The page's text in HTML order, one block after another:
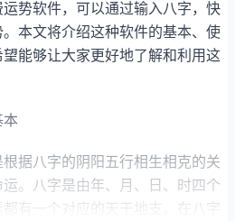
势软件，可以通过输入八字，快
本文将介绍这种软件的基本、使
能够让大家更好地了解和利用这
本
据八字的阴阳五行相生相克的关
。八字是由年、月、日、时四个
有一个对应的天干地支。在八字